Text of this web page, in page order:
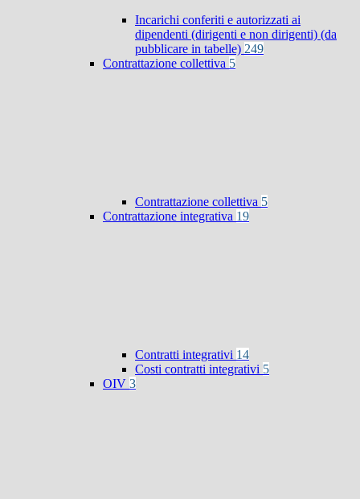
Incarichi conferiti e autorizzati ai
dipendenti (dirigenti e non dirigenti) (da
pubblicare in tabelle) 249
Contrattazione collettiva 5
Contrattazione collettiva 5
Contrattazione integrativa 19
Contratti integrativi 14
Costi contratti integrativi 5
OIV 3